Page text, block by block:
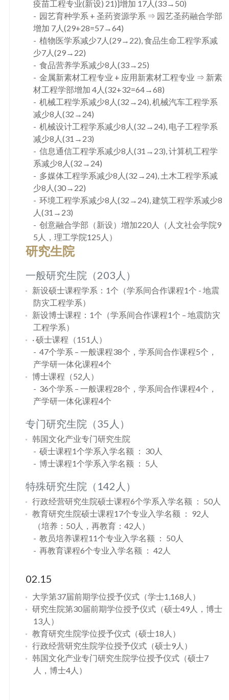
疫苗工程专业(新设) 21)]增加 17人(33→50)
园艺育种学系 + 圣药资源学系 ⇒ 园艺圣药融合学部
增加 7人(29+28=57→64)
植物医学系减少7人(29→22), 食品生命工程学系减
少7人(29→22)
食品营养学系减少8人(33→25)
金属新素材工程专业 + 应用新素材工程专业 ⇒ 新素
材工程学部增加 4人(32+32=64→68)
机械工程学系减少8人(32→24), 机械汽车工程学系
减少8人(32→24)
机械设计工程学系减少8人(32→24), 电子工程学系
减少8人(31→23)
信息通信工程学系减少8人(31→23), 计算机工程学
系减少8人(32→24)
多媒体工程学系减少8人(32→24), 土木工程学系减
少8人(30→22)
环境工程学系减少8人(32→24), 建筑工程学系减少8
人(31→23)
创意融合学部（新设）增加220人（人文社会学院9
5人，理工学院125人）
研究生院
一般研究生院（203人）
新设硕士课程学系：1个（学系间合作课程1个 - 地震
防灾工程学系）
新设博士课程：1个（学系间合作课程1个 – 地震防灾
工程学系）
· 硕士课程（151人）
47个学系 – 一般课程38个，学系间合作课程5个，
产学研一体化课程4个
博士课程（52人）
36个学系 – 一般课程28个，学系间合作课程4个，
产学研一体化课程4个
专门研究生院（35人）
韩国文化产业专门研究生院
硕士课程1个学系入学名额 ： 30人
博士课程1个学系入学名额 ： 5人
特殊研究生院（142人）
行政经营研究生院硕士课程6个学系入学名额 ： 50人
教育研究生院硕士课程17个专业入学名额 ： 92人
（培养：50人，再教育：42人）
教员培养课程11个专业入学名额 ： 50人
再教育课程6个专业入学名额 ： 42人
02.15
大学第37届前期学位授予仪式（学士1,168人）
研究生院第30届前期学位授予仪式（硕士49人，博士
13人）
教育研究生院学位授予仪式（硕士18人）
行政经营研究生院学位授予仪式（硕士9人）
韩国文化产业专门研究生院学位授予仪式（硕士7
人，博士4人）